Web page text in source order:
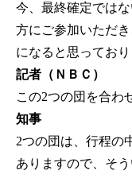
今、最終確定では
方にご参加いただ
になると思っており
記者（ＮＢＣ）
この2つの団を合わ
知事
2つの団は、行程の
ありますので、そ